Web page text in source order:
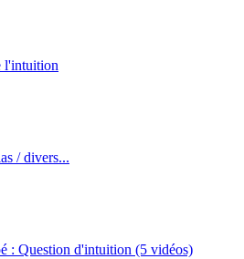
l'intuition
/ divers...
: Question d'intuition (5 vidéos)